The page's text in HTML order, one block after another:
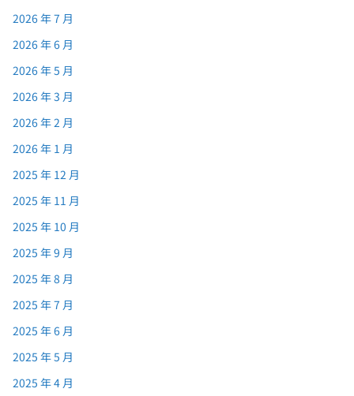
2026 年 7 月
2026 年 6 月
2026 年 5 月
2026 年 3 月
2026 年 2 月
2026 年 1 月
2025 年 12 月
2025 年 11 月
2025 年 10 月
2025 年 9 月
2025 年 8 月
2025 年 7 月
2025 年 6 月
2025 年 5 月
2025 年 4 月